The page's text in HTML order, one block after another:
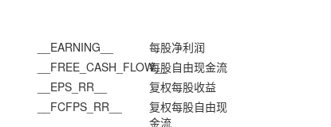
__EARNING__
每股净利润
__FREE_CASH_FLOW__每股自由现金流
__EPS_RR__
复权每股收益
__FCFPS_RR__
复权每股自由现
金流